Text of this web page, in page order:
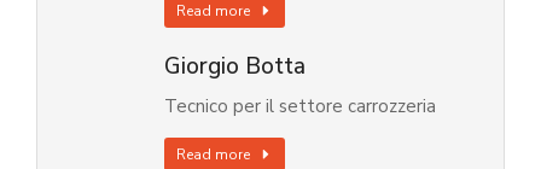
Read more
Giorgio Botta
Tecnico per il settore carrozzeria
Read more